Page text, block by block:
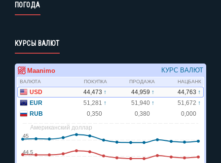
ПОГОДА
КУРСЫ ВАЛЮТ